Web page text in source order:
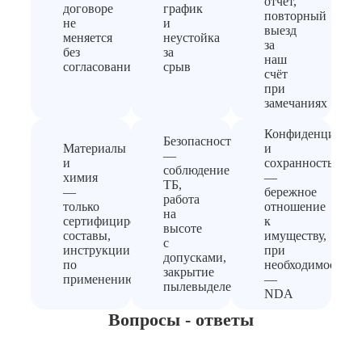
договоре
не
меняется
без
согласования
график
и
неустойка
за
срыв
повторный
выезд
за
наш
счёт
при
замечаниях
Материалы
и
химия
—
только
сертифицированные
составы,
инструкции
по
применению
Безопасность
—
соблюдение
ТБ,
работа
на
высоте
с
допусками,
закрытие
пылевыделения
и
сохранность
—
бережное
отношение
к
имуществу,
при
необходимости
—
NDA
Вопросы - ответы